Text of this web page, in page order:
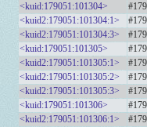
<kuid:179051:101304>
<kuid2:179051:101304:1>
<kuid2:179051:101304:3>
<kuid:179051:101305>
<kuid2:179051:101305:1>
<kuid2:179051:101305:2>
<kuid2:179051:101305:3>
<kuid:179051:101306>
<kuid2:179051:101306:1>